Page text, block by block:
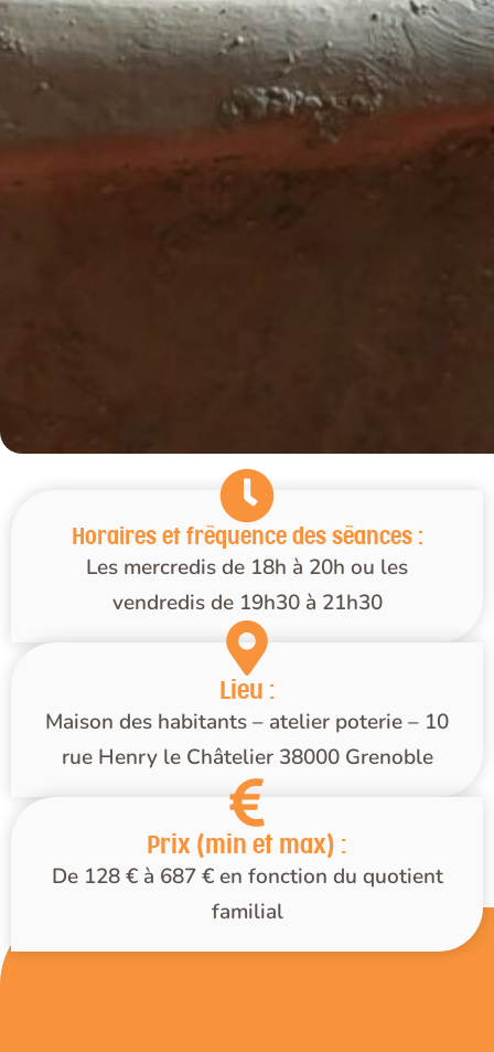
Horaires et fréquence des séances :
Les mercredis de 18h à 20h ou les
vendredis de 19h30 à 21h30
Lieu :
Maison des habitants – atelier poterie – 10
rue Henry le Châtelier 38000 Grenoble
Prix (min et max) :
De 128 € à 687 € en fonction du quotient
familial